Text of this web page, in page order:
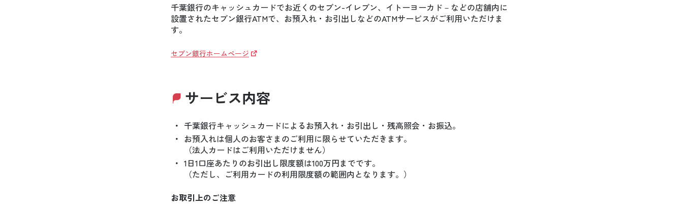
千葉銀行のキャッシュカードでお近くのセブン-イレブン、イトーヨーカド－などの店舗内に
設置されたセブン銀行ATMで、お預入れ・お引出しなどのATMサービスがご利用いただけま
す。
セブン銀行ホームページ
サービス内容
・ 千葉銀行キャッシュカードによるお預入れ・お引出し・残高照会・お振込。
・ お預入れは個人のお客さまのご利用に限らせていただきます。
（法人カードはご利用いただけません）
・ 1日1口座あたりのお引出し限度額は100万円までです。
（ただし、ご利用カードの利用限度額の範囲内となります。）
お取引上のご注意